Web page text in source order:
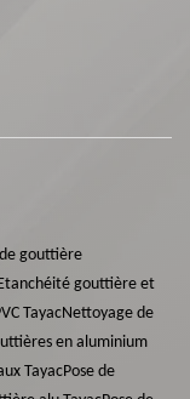
gouttière
Etanchéité gouttière et
TayacNettoyage de
en aluminium
TayacPose de